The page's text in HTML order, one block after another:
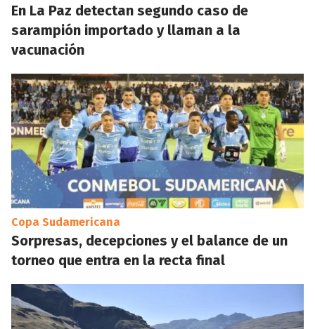
En La Paz detectan segundo caso de
sarampión importado y llaman a la
vacunación
Copa Sudamericana
Sorpresas, decepciones y el balance de un
torneo que entra en la recta final